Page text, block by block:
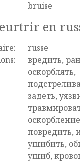
bruise
en
russe
вредить,
оскорблять,
задеть,
повредить,
ушибить,
ушиб,